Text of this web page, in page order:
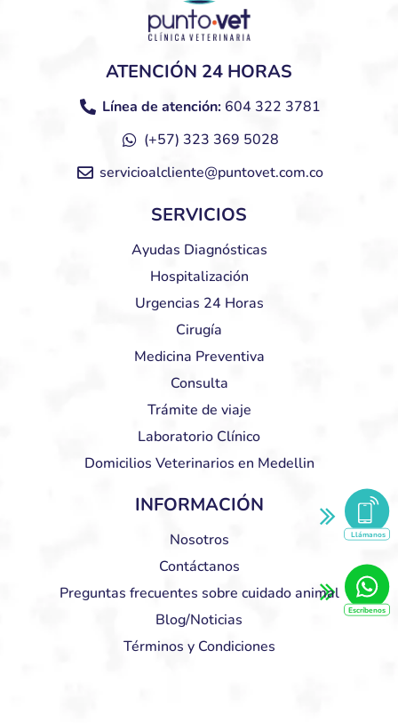
ATENCIÓN 24 HORAS
Línea de atención:604 322 3781
(+57) 323 369 5028
servicioalcliente@puntovet.com.co
SERVICIOS
Ayudas Diagnósticas
Hospitalización
Urgencias 24 Horas
Cirugía
Medicina Preventiva
Consulta
Trámite de viaje
Laboratorio Clínico
Domicilios Veterinarios en Medellin
INFORMACIÓN
Nosotros
Contáctanos
Preguntas frecuentes sobre cuidado animal
Blog/Noticias
Términos y Condiciones
Llámanos
Escríbenos